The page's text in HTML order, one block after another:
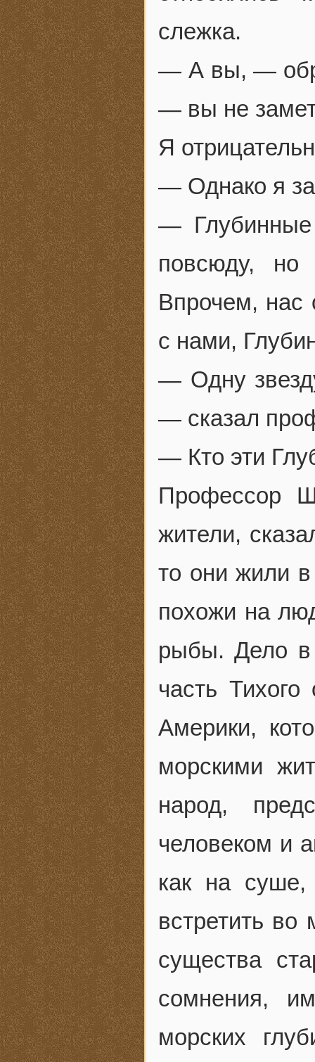
слежка.
— А вы, —
— вы не
Я
— Однако я
—
повсюду,
Впрочем, нас
с нами,
— Одну
— сказал
— Кто эти
Профессор
жители,
то они жили
похожи на
рыбы. Дело в
часть
Америки,
морскими
народ,
человеком и
как на
встретить
существа
сомнения,
морских